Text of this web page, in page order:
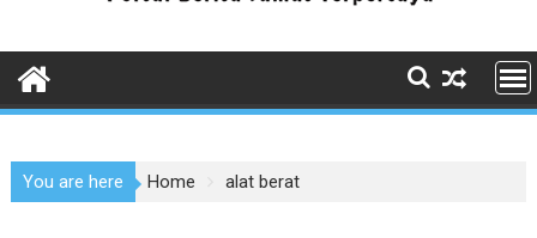
You are here Home alat berat